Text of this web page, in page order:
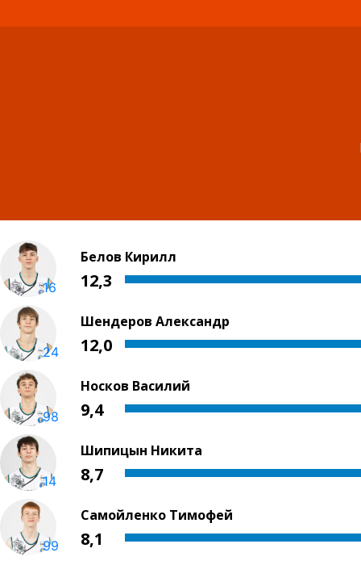
16
Белов Кирилл
12,3
24
Шендеров Александр
12,0
98
Носков Василий
9,4
14
Шипицын Никита
8,7
99
Самойленко Тимофей
8,1